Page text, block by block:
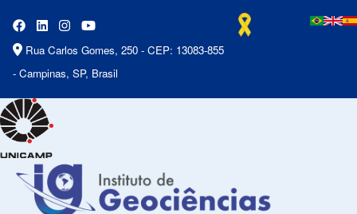
Rua Carlos Gomes, 250 - CEP: 13083-855
- Campinas, SP, Brasil